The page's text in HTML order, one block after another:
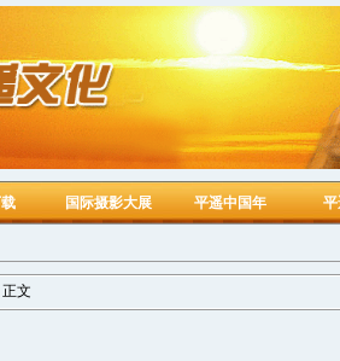
国际摄影大展 平遥中国年 平
文